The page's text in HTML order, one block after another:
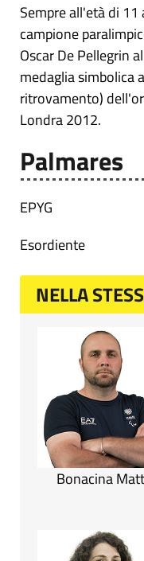
Sempre all'età di
campione
Oscar De Pellegrin
medaglia simbolica
ritrovamento)
Londra 2012.
Palmares
EPYG
Esordiente
NELLA
Bonacina